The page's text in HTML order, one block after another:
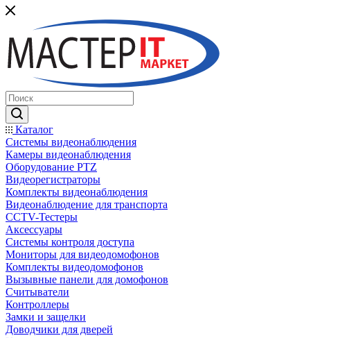
Каталог
Системы видеонаблюдения
Камеры видеонаблюдения
Оборудование PTZ
Видеорегистраторы
Комплекты видеонаблюдения
Видеонаблюдение для транспорта
CCTV-Тестеры
Аксессуары
Системы контроля доступа
Мониторы для видеодомофонов
Комплекты видеодомофонов
Вызывные панели для домофонов
Считыватели
Контроллеры
Замки и защелки
Доводчики для дверей